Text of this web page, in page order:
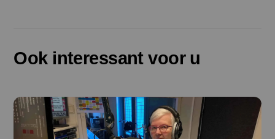
Ook interessant voor u